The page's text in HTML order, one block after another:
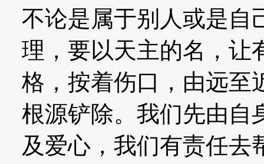
不论是属于别人或是自
理，要以天主的名，让
格，按着伤口，由远至
根源铲除。我们先由自
及爱心，我们有责任去